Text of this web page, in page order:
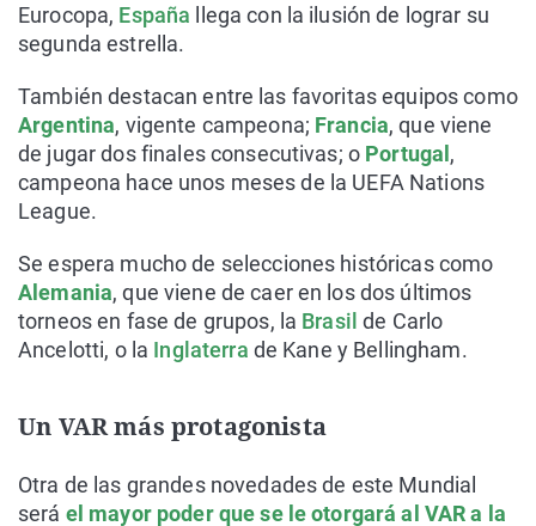
Eurocopa, España
llega con la ilusión de lograr su
segunda estrella.
También destacan entre las favoritas equipos como
Argentina, vigente campeona; Francia, que viene
de jugar dos finales consecutivas; o Portugal ,
campeona hace unos meses de la UEFA Nations
League.
Se espera mucho de selecciones históricas como
Alemania, que viene de caer en los dos últimos
torneos en fase de grupos, la Brasil de Carlo
Ancelotti, o la Inglaterra de Kane y Bellingham.
Un VAR más protagonista
Otra de las grandes novedades de este Mundial
será el mayor poder que se le otorgará al VAR a la